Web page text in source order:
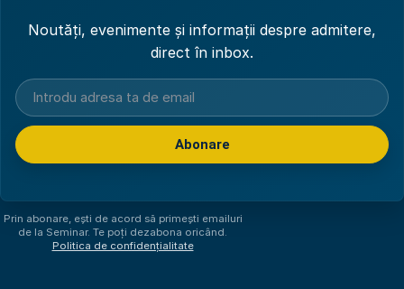
Noutăți, evenimente și informații despre admitere,
direct în inbox.
Abonare
Am citit și sunt de acord cu politica de confidențialitate
Prin abonare, ești de acord să primești emailuri
de la Seminar. Te poți dezabona oricând.
Politica de confidențialitate